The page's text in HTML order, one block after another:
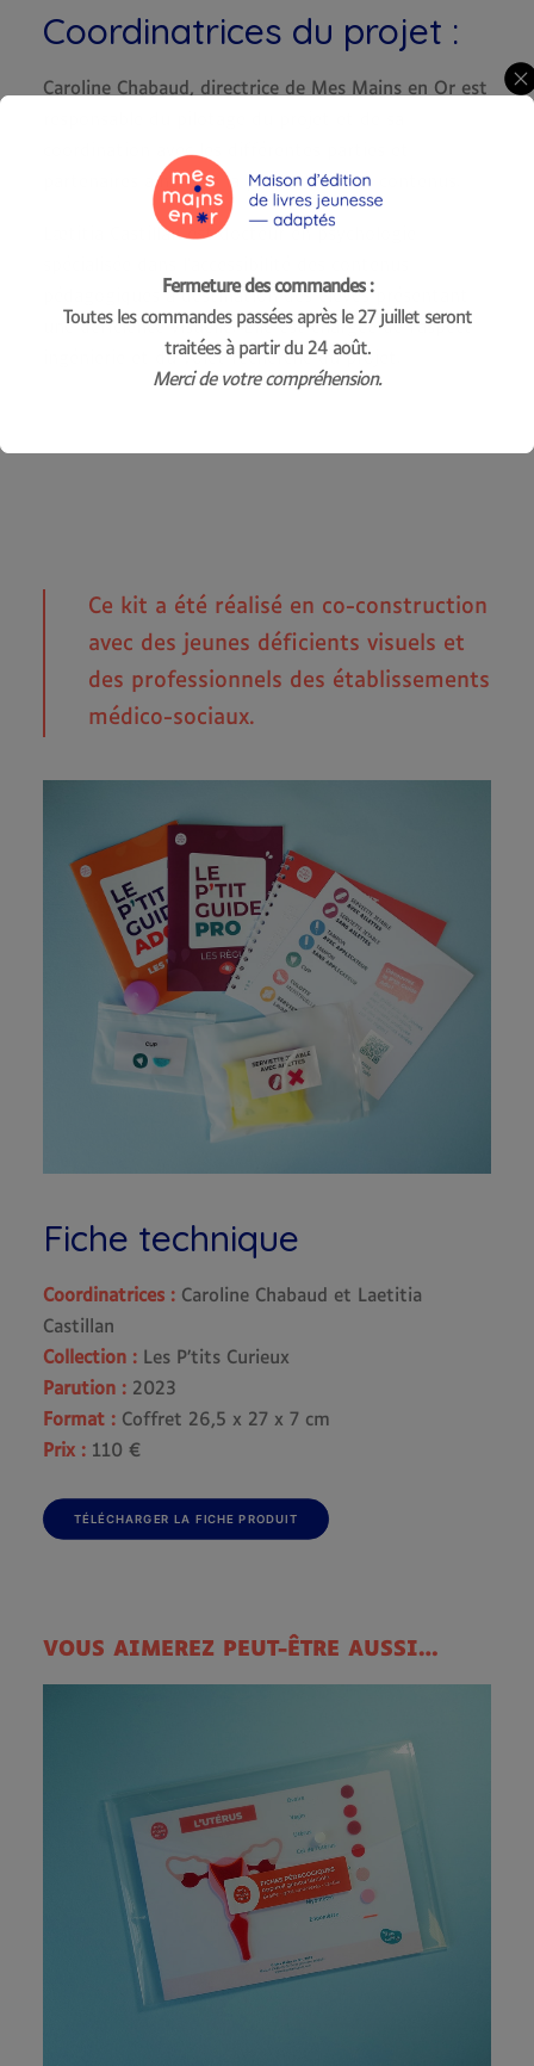
Coordinatrices du projet :
Caroline Chabaud, directrice de Mes Mains en Or est
coordination avec les différentes parties et
partenaires ainsi que la production des contenus.
Lætitia Castillan est docteur en psychologie
pédagogiques à destination des élèves présentant
une déficience visuelle. Elle est chargée de l’aspect
ingénierie et du volet recherche du projet.
Ce kit a été réalisé en co-construction
avec des jeunes déficients visuels et
des professionnels des établissements
médico-sociaux.
Fiche technique
Coordinatrices : Caroline Chabaud et Laetitia
Castillan
Collection : Les P’tits Curieux
Parution : 2023
Format : Coffret 26,5 x 27 x 7 cm
Prix : 110 €
TÉLÉCHARGER LA FICHE PRODUIT
VOUS AIMEREZ PEUT-ÊTRE AUSSI…
Fermeture des commandes :
Toutes les commandes passées après le 27 juillet seront
traitées à partir du 24 août.
Merci de votre compréhension.